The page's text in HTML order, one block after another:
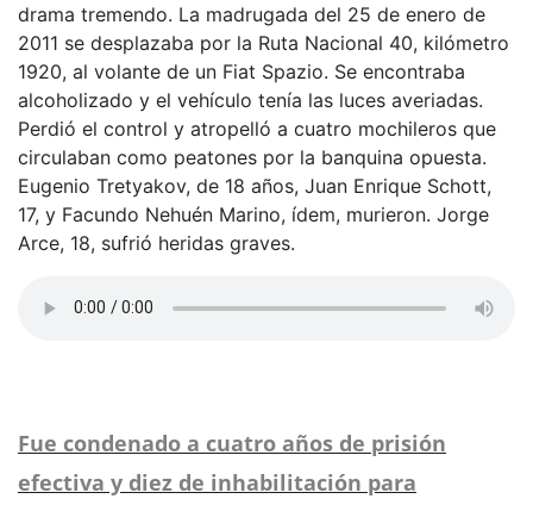
drama tremendo. La madrugada del 25 de enero de
2011 se desplazaba por la Ruta Nacional 40, kilómetro
1920, al volante de un Fiat Spazio. Se encontraba
alcoholizado y el vehículo tenía las luces averiadas.
Perdió el control y atropelló a cuatro mochileros que
circulaban como peatones por la banquina opuesta.
Eugenio Tretyakov, de 18 años, Juan Enrique Schott,
17, y Facundo Nehuén Marino, ídem, murieron. Jorge
Arce, 18, sufrió heridas graves.
Fue condenado a cuatro años de prisión
efectiva y diez de inhabilitación para